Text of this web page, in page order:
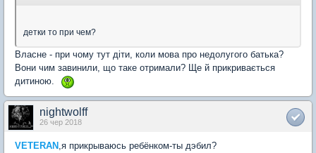
детки то при чем?
Власне - при чому тут діти, коли мова про недолугого батька?
Вони чим завинили, що таке отримали? Ще й прикривається
дитиною.
nightwolff
26 чер 2018
VETERAN ,я прикрываюсь ребёнком-ты дэбил?